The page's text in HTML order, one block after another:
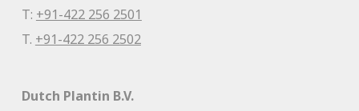
T: +91-422 256 2501
T. +91-422 256 2502
Dutch Plantin B.V.